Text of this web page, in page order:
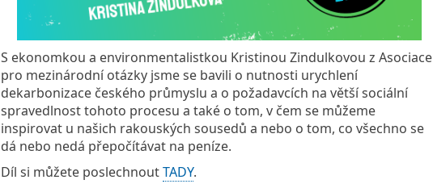
S ekonomkou a environmentalistkou Kristinou Zindulkovou z Asociace
pro mezinárodní otázky jsme se bavili o nutnosti urychlení
dekarbonizace českého průmyslu a o požadavcích na větší sociální
spravedlnost tohoto procesu a také o tom, v čem se můžeme
inspirovat u našich rakouských sousedů a nebo o tom, co všechno se
dá nebo nedá přepočítávat na peníze.
Díl si můžete poslechnoutTADY.